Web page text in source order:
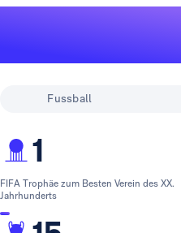
Fussball
1
FIFA Trophäe zum Besten Verein des XX.
Jahrhunderts